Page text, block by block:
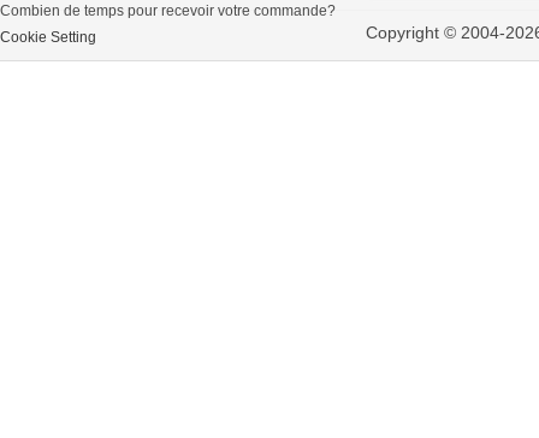
Combien de temps pour recevoir votre commande?
Cookie Setting
Copyright © 2004-